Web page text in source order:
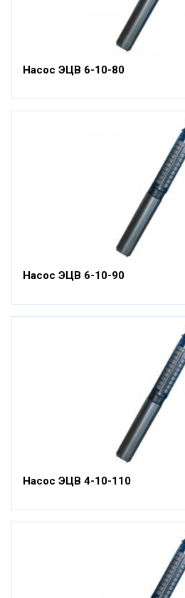
Насос ЭЦВ 6-10-80
Насос ЭЦВ 6-10-90
Насос ЭЦВ 4-10-110